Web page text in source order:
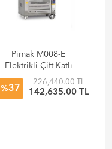
Pimak M008-E
Elektrikli Çift Katlı
Tamburlu
Dinlendirmeli Piliç
Makinesi
%37
226,440.00 TL
142,635.00 TL